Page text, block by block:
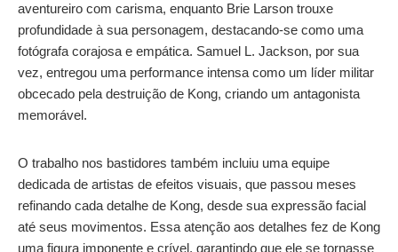
aventureiro com carisma, enquanto Brie Larson trouxe
profundidade à sua personagem, destacando-se como uma
fotógrafa corajosa e empática. Samuel L. Jackson, por sua
vez, entregou uma performance intensa como um líder militar
obcecado pela destruição de Kong, criando um antagonista
memorável.
O trabalho nos bastidores também incluiu uma equipe
dedicada de artistas de efeitos visuais, que passou meses
refinando cada detalhe de Kong, desde sua expressão facial
até seus movimentos. Essa atenção aos detalhes fez de Kong
uma figura imponente e crível, garantindo que ele se tornasse